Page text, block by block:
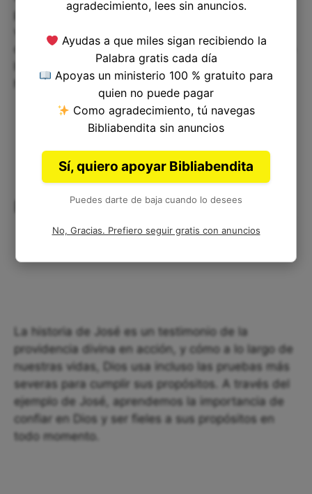
para convencer a su padre de que José estaba
consolar o ayudar a alguien en nuestras vidas que
lucha contra una dificultad, es importante que lo
hagamos con la verdad y la evidencia apropiada.
Reflexiones finales
La historia de José es un testimonio de la
providencia divina en acción, y cómo a lo largo de
nuestras vidas, Dios usa incluso las pruebas más
severas para cumplir sus propósitos. A través del
ejemplo de José, aprendemos la importancia de
confiar en Dios y ser fieles a sus propósitos en
todo momento.
agradecimiento, lees sin anuncios.
Ayudas a que miles sigan recibiendo la
Palabra gratis cada día
Apoyas un ministerio 100 % gratuito para
quien no puede pagar
Como agradecimiento, tú navegas
Bibliabendita sin anuncios
Sí, quiero apoyar Bibliabendita
Puedes darte de baja cuando lo desees
No, Gracias. Prefiero seguir gratis con anuncios